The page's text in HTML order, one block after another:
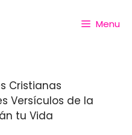
Menu
Cristianas
Versículos de la
tu Vida